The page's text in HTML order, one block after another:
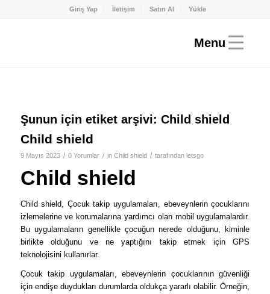
Giriş Yap İletişim Satın Al Yükle
Şunun için etiket arşivi: Child shield
Child shield
9 Mayıs 2023 / 0 Yorumlar / in Child shield / tarafından letsgo
Child shield
Child shield, Çocuk takip uygulamaları, ebeveynlerin çocuklarını
izlemelerine ve korumalarına yardımcı olan mobil uygulamalardır.
Bu uygulamaların genellikle çocuğun nerede olduğunu, kiminle
birlikte olduğunu ve ne yaptığını takip etmek için GPS
teknolojisini kullanırlar.
Çocuk takip uygulamaları, ebeveynlerin çocuklarının güvenliği
için endişe duydukları durumlarda oldukça yararlı olabilir. Örneğin,